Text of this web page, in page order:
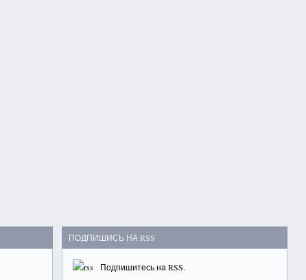
ПОДПИШИСЬ НА RSS
Подпишитесь наRSS.